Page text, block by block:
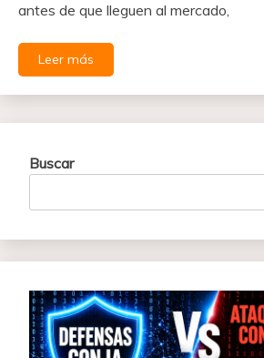
antes de que lleguen al mercado,
Leer más
Buscar